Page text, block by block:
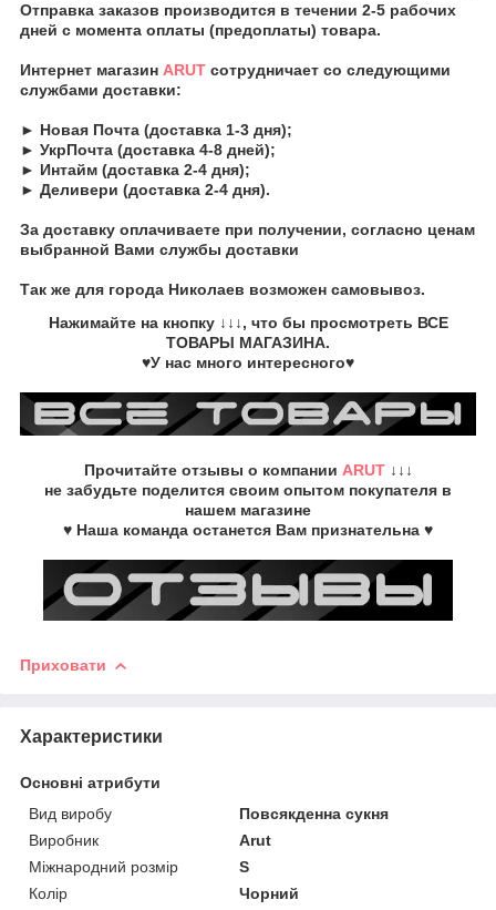
Отправка заказов производится в течении 2-5 рабочих
дней с момента оплаты (предоплаты) товара.
Интернет магазин ARUT сотрудничает со следующими
службами доставки:
► Новая Почта (доставка 1-3 дня);
► УкрПочта (доставка 4-8 дней);
► Интайм (доставка 2-4 дня);
► Деливери (доставка 2-4 дня).
За доставку оплачиваете при получении, согласно ценам
выбранной Вами службы доставки
Так же для города Николаев возможен самовывоз.
Нажимайте на кнопку↓↓↓, что бы просмотреть ВСЕ
ТОВАРЫ МАГАЗИНА.
♥У нас много интересного♥
Прочитайте отзывы о компании ARUT↓↓↓
не забудьте поделится своим опытом покупателя в
нашем магазине
♥ Наша команда останется Вам признательна ♥
Приховати
Характеристики
Основні атрибути
Вид виробу
Повсякденна сукня
Виробник
Arut
Міжнародний розмір
S
Колір
Чорний